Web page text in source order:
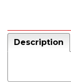
Description